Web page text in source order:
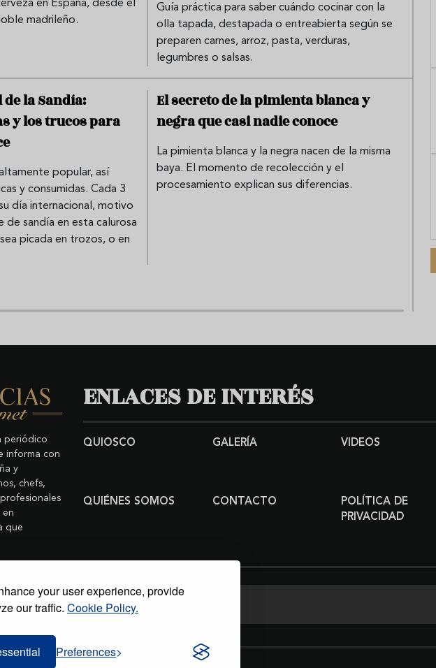
your user experience, provide
our traffic. Cookie Policy.
Preferences
en España, desde el
madrileño.
Guía práctica para saber cuándo cocinar con la
olla tapada, destapada o entreabierta según se
preparen carnes, arroz, pasta, verduras,
legumbres o salsas.
la Sandía:
y los trucos para
popular, así
y consumidas. Cada 3
día internacional, motivo
de sandía en esta calurosa
picada en trozos, o en
El secreto de la pimienta blanca y
negra que casi nadie conoce
La pimienta blanca y la negra nacen de la misma
baya. El momento de recolección y el
procesamiento explican sus diferencias.
periódico
informa con
y
chefs,
en
que
Gourmet.
ENLACES DE INTERÉS
QUIOSCO GALERÍA VIDEOS
QUIÉNES SOMOS CONTACTO
POLÍTICA DE
PRIVACIDAD
Buscar